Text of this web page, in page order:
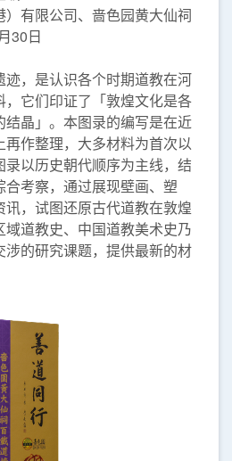
有限公司、啬色园黄大仙祠
30日
，是认识各个时期道教在河
它们印证了「敦煌文化是各
晶」。本图录的编写是在近
作整理，大多材料为首次以
以历史朝代顺序为主线，结
考察，通过展现壁画、塑
，试图还原古代道教在敦煌
道教史、中国道教美术史乃
的研究课题，提供最新的材